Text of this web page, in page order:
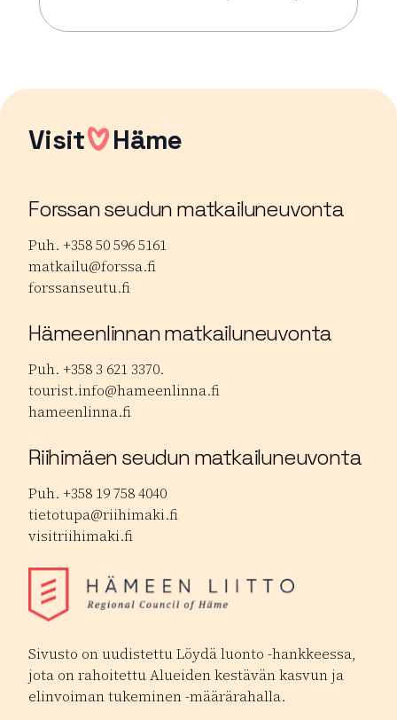
Lue lisää tapahtumasta Kesän rukoushetket
Visit Häme
Forssan seudun matkailuneuvonta
Puh. +358 50 596 5161
matkailu@forssa.fi
forssanseutu.fi
Hämeenlinnan matkailuneuvonta
Puh. +358 3 621 3370.
tourist.info@hameenlinna.fi
hameenlinna.fi
Riihimäen seudun matkailuneuvonta
Puh. +358 19 758 4040
tietotupa@riihimaki.fi
visitriihimaki.fi
Sivusto on uudistettu Löydä luonto -hankkeessa,
jota on rahoitettu Alueiden kestävän kasvun ja
elinvoiman tukeminen -määrärahalla.